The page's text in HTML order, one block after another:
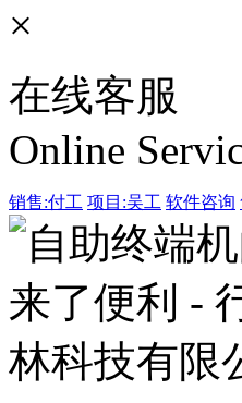
×
在线客服
Online
销售:付工 项目:吴工 软件咨询